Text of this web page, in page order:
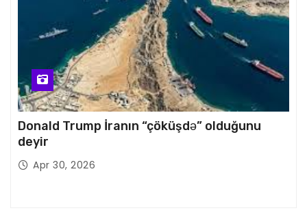
Donald Trump İranın “çöküşdə” olduğunu
deyir
Apr 30, 2026